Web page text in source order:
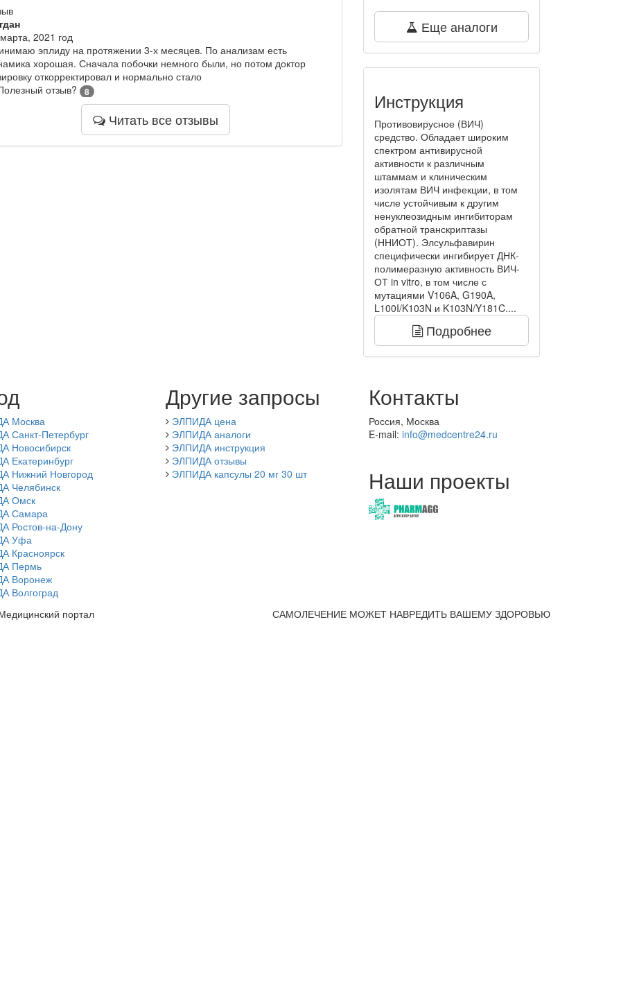
2021 год
эплиду на протяжении 3-х месяцев. По анализам есть
хорошая. Сначала побочки немного были, но потом доктор
откорректировал и нормально стало
отзыв?
8
Читать все отзывы
Еще аналоги
Инструкция
Противовирусное (ВИЧ)
средство. Обладает широким
спектром антивирусной
активности к различным
штаммам и клиническим
изолятам ВИЧ инфекции, в том
числе устойчивым к другим
ненуклеозидным ингибиторам
обратной транскриптазы
(ННИОТ). Элсульфавирин
специфически ингибирует ДНК-
полимеразную активность ВИЧ-
ОТ in vitro, в том числе с
мутациями V106A, G190A,
L100I/K103N и K103N/Y181C....
Подробнее
Москва
Санкт-Петербург
Новосибирск
Екатеринбург
Нижний Новгород
Челябинск
Омск
Самара
Ростов-на-Дону
Уфа
Красноярск
Пермь
Воронеж
Волгоград
Другие запросы
ЭЛПИДА цена
ЭЛПИДА аналоги
ЭЛПИДА инструкция
ЭЛПИДА отзывы
ЭЛПИДА капсулы 20 мг 30 шт
Контакты
Россия, Москва
E-mail: info@medcentre24.ru
Наши проекты
портал САМОЛЕЧЕНИЕ МОЖЕТ НАВРЕДИТЬ ВАШЕМУ ЗДОРОВЬЮ